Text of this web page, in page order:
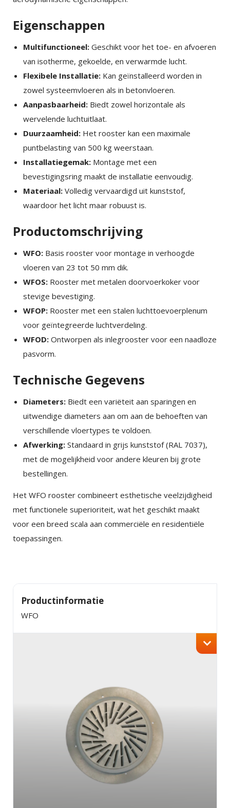
Eigenschappen
Multifunctioneel: Geschikt voor het toe- en afvoeren
van isotherme, gekoelde, en verwarmde lucht.
Flexibele Installatie: Kan geïnstalleerd worden in
zowel systeemvloeren als in betonvloeren.
Aanpasbaarheid: Biedt zowel horizontale als
wervelende luchtuitlaat.
Duurzaamheid: Het rooster kan een maximale
puntbelasting van 500 kg weerstaan.
Installatiegemak: Montage met een
bevestigingsring maakt de installatie eenvoudig.
Materiaal: Volledig vervaardigd uit kunststof,
waardoor het licht maar robuust is.
Productomschrijving
WFO: Basis rooster voor montage in verhoogde
vloeren van 23 tot 50 mm dik.
WFOS: Rooster met metalen doorvoerkoker voor
stevige bevestiging.
WFOP: Rooster met een stalen luchttoevoerplenum
voor geïntegreerde luchtverdeling.
WFOD: Ontworpen als inlegrooster voor een naadloze
pasvorm.
Technische Gegevens
Diameters: Biedt een variëteit aan sparingen en
uitwendige diameters aan om aan de behoeften van
verschillende vloertypes te voldoen.
Afwerking: Standaard in grijs kunststof (RAL 7037),
met de mogelijkheid voor andere kleuren bij grote
bestellingen.
Het WFO rooster combineert esthetische veelzijdigheid
met functionele superioriteit, wat het geschikt maakt
voor een breed scala aan commerciële en residentiële
toepassingen.
Productinformatie
WFO